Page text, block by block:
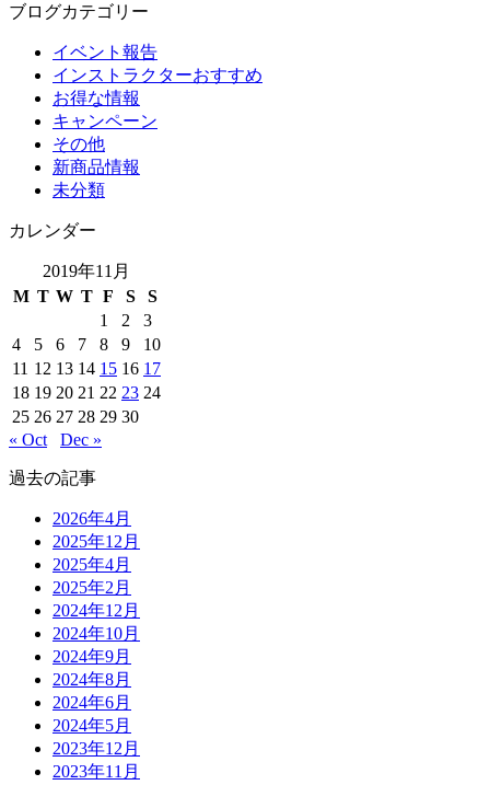
ブログカテゴリー
イベント報告
インストラクターおすすめ
お得な情報
キャンペーン
その他
新商品情報
未分類
カレンダー
2019年11月
M T W T F S
S
1
2
3
4
5 6 7 8 9
10
11 12 13 14 15 16 17
18 19 20 21 22 23 24
25 26 27 28 29 30
« Oct
Dec »
過去の記事
2026年4月
2025年12月
2025年4月
2025年2月
2024年12月
2024年10月
2024年9月
2024年8月
2024年6月
2024年5月
2023年12月
2023年11月